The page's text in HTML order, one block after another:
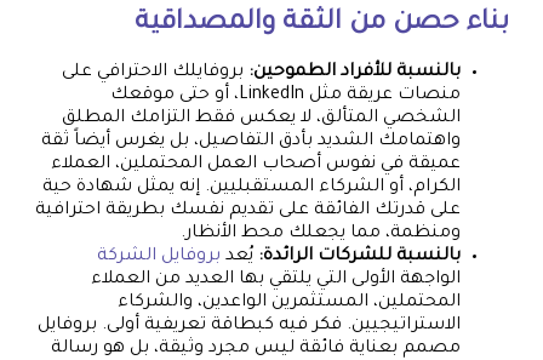
بناء حصن من الثقة والمصداقية
بالنسبة للأفراد الطموحين: بروفايلك الاحترافي على
منصات عريقة مثل LinkedIn، أو حتى موقعك
الشخصي المتألق، لا يعكس فقط التزامك المطلق
واهتمامك الشديد بأدق التفاصيل، بل يغرس أيضاً ثقة
عميقة في نفوس أصحاب العمل المحتملين، العملاء
الكرام، أو الشركاء المستقبليين. إنه يمثل شهادة حية
على قدرتك الفائقة على تقديم نفسك بطريقة احترافية
ومنظمة، مما يجعلك محط الأنظار.
بالنسبة للشركات الرائدة: يُعد بروفايل الشركة
الواجهة الأولى التي يلتقي بها العديد من العملاء
المحتملين، المستثمرين الواعدين، والشركاء
الاستراتيجيين. فكر فيه كبطاقة تعريفية أولى. بروفايل
مصمم بعناية فائقة ليس مجرد وثيقة، بل هو رسالة